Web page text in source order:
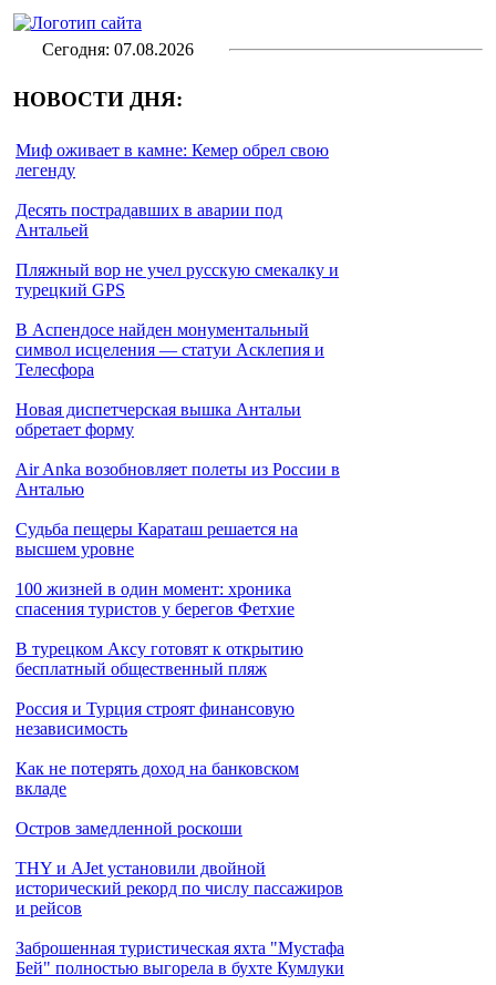
Сегодня: 07.08.2026
НОВОСТИ ДНЯ:
Миф оживает в камне: Кемер обрел свою
легенду
Десять пострадавших в аварии под
Антальей
Пляжный вор не учел русскую смекалку и
турецкий GPS
В Аспендосе найден монументальный
символ исцеления — статуи Асклепия и
Телесфора
Новая диспетчерская вышка Антальи
обретает форму
Air Anka возобновляет полеты из России в
Анталью
Cудьба пещеры Караташ решается на
высшем уровне
100 жизней в один момент: хроника
спасения туристов у берегов Фетхие
В турецком Аксу готовят к открытию
бесплатный общественный пляж
Россия и Турция строят финансовую
независимость
Как не потерять доход на банковском
вкладе
Остров замедленной роскоши
THY и AJet установили двойной
исторический рекорд по числу пассажиров
и рейсов
Заброшенная туристическая яхта "Мустафа
Бей" полностью выгорела в бухте Кумлуки